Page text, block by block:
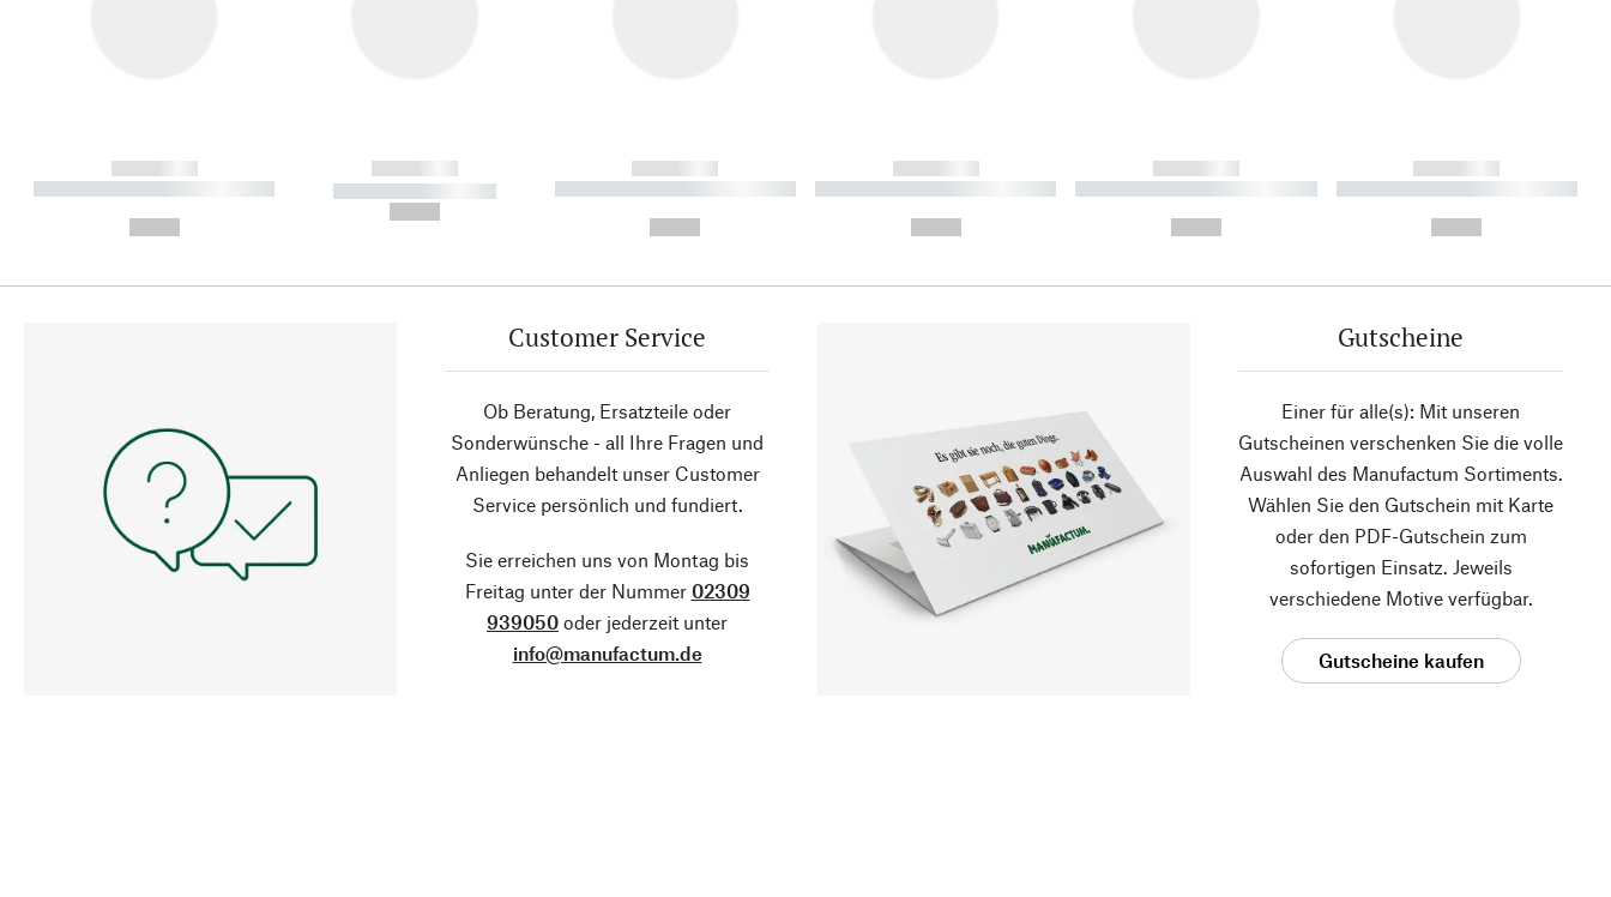
------------
----------- ----------- ----------
------------
----------- -----------
------------
----------- ----------- ----------
------------
----------- ----------- ----------
------------
----------- ----------- ----------
------------
----------- ----------- ----------
Customer Service
Ob Beratung, Ersatzteile oder
Sonderwünsche - all Ihre Fragen und
Anliegen behandelt unser Customer
Service persönlich und fundiert.
Sie erreichen uns von Montag bis
Freitag unter der Nummer 02309
939050 oder jederzeit unter
info@manufactum.de
Gutscheine
Einer für alle(s): Mit unseren
Gutscheinen verschenken Sie die volle
Auswahl des Manufactum Sortiments.
Wählen Sie den Gutschein mit Karte
oder den PDF-Gutschein zum
sofortigen Einsatz. Jeweils
verschiedene Motive verfügbar.
Gutscheine kaufen